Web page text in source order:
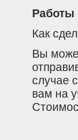
Работы
Как
Вы
случае
вам на